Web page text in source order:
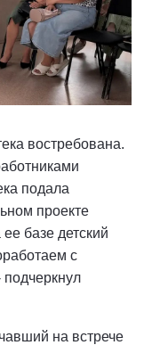
востребована.
подала
проекте
базе детский
с
на встрече